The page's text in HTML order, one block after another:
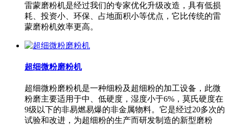
雷蒙磨粉机是经过我们的专家优化升级改造，具有低损
耗、投资小、环保、占地面积小等优点，它比传统的雷
蒙磨粉机效率更高。
超细微粉磨粉机
超细微粉磨粉机是一种细粉及超细粉的加工设备，此微
粉磨主要适用于中、低硬度，湿度小于6%，莫氏硬度在
9级以下的非易燃易爆的非金属物料。它是经过20多次的
试验和改进，为超细粉的生产而研发制造的新型磨粉